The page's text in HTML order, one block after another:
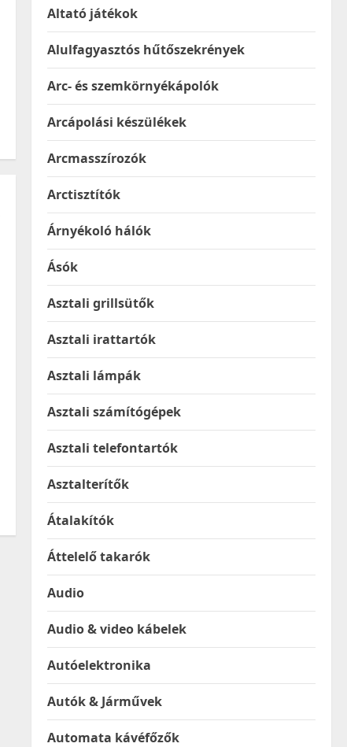
Altató játékok
Alulfagyasztós hűtőszekrények
Arc- és szemkörnyékápolók
Arcápolási készülékek
Arcmasszírozók
Arctisztítók
Árnyékoló hálók
Ásók
Asztali grillsütők
Asztali irattartók
Asztali lámpák
Asztali számítógépek
Asztali telefontartók
Asztalterítők
Átalakítók
Áttelelő takarók
Audio
Audio & video kábelek
Autóelektronika
Autók & Járművek
Automata kávéfőzők